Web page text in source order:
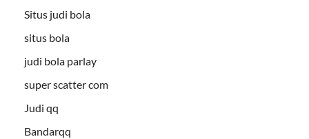
Situs judi bola
situs bola
judi bola parlay
super scatter com
Judi qq
Bandarqq